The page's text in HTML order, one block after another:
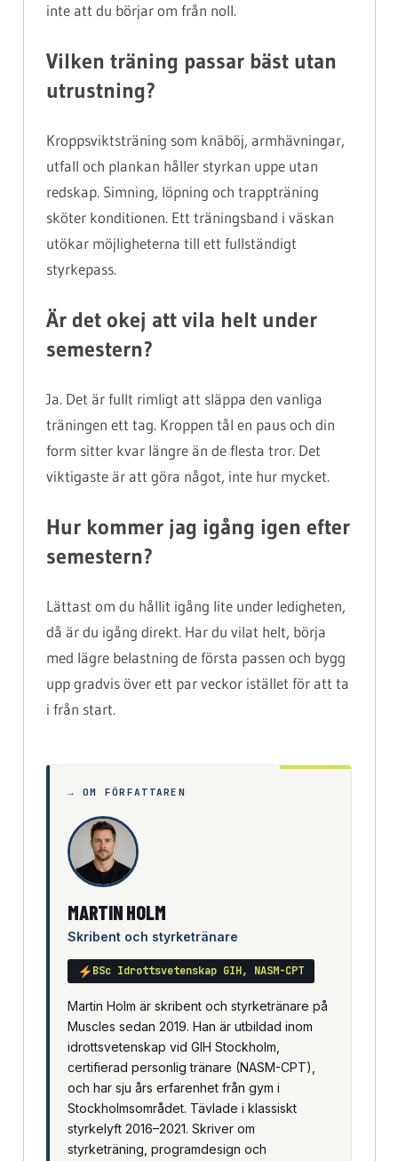
inte att du börjar om från noll.
Vilken träning passar bäst utan
utrustning?
Kroppsviktsträning som knäböj, armhävningar,
utfall och plankan håller styrkan uppe utan
redskap. Simning, löpning och trappträning
sköter konditionen. Ett träningsband i väskan
utökar möjligheterna till ett fullständigt
styrkepass.
Är det okej att vila helt under
semestern?
Ja. Det är fullt rimligt att släppa den vanliga
träningen ett tag. Kroppen tål en paus och din
form sitter kvar längre än de flesta tror. Det
viktigaste är att göra något, inte hur mycket.
Hur kommer jag igång igen efter
semestern?
Lättast om du hållit igång lite under ledigheten,
då är du igång direkt. Har du vilat helt, börja
med lägre belastning de första passen och bygg
upp gradvis över ett par veckor istället för att ta
i från start.
→ OM FÖRFATTAREN
MARTIN HOLM
Skribent och styrketränare
BSc Idrottsvetenskap GIH, NASM-CPT
Martin Holm är skribent och styrketränare på
Muscles sedan 2019. Han är utbildad inom
idrottsvetenskap vid GIH Stockholm,
certifierad personlig tränare (NASM-CPT),
och har sju års erfarenhet från gym i
Stockholmsområdet. Tävlade i klassiskt
styrkelyft 2016–2021. Skriver om
styrketräning, programdesign och